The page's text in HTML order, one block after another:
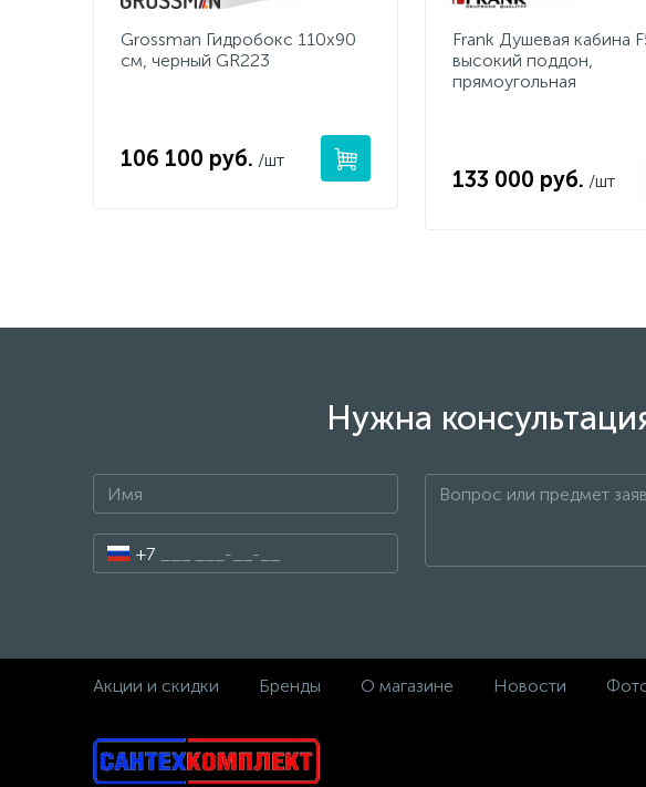
Grossman Гидробокс 110х90
см, черный GR223
106 100 руб. /шт
Frank Душевая кабина
высокий поддон,
прямоугольная
133 000 руб. /шт
Нужна
+7
Акции и скидки Бренды О магазине Новости